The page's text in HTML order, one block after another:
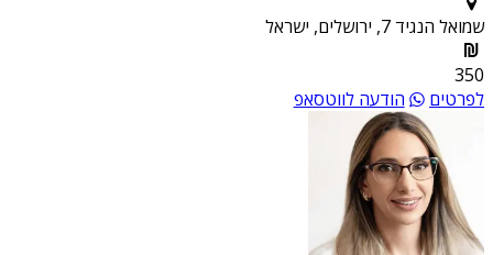
שמואל הנגיד 7, ירושלים, ישראל
350
לפרטים
הודעה לווטסאפ